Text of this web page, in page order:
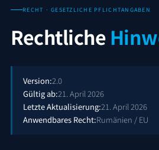
RECHT · GESETZLICHE PFLICHTANGABEN
Rechtliche
Version:2.0
Gültig ab:21. April 2026
Letzte Aktualisierung:21. April 2026
Anwendbares Recht:Rumänien / EU